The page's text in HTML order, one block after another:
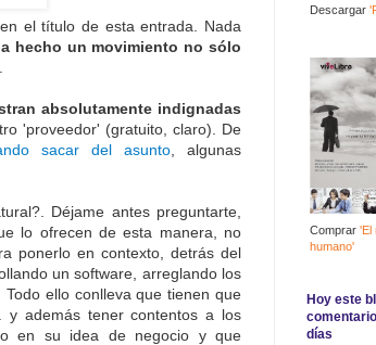
el título de esta entrada. Nada
hecho un movimiento no sólo
absolutamente indignadas
'proveedor' (gratuito, claro). De
sacar del asunto, algunas
Déjame antes preguntarte,
lo ofrecen de esta manera, no
ponerlo en contexto, detrás del
un software, arreglando los
ello conlleva que tienen que
y además tener contentos a los
en su idea de negocio y que
Descargar
Comprar 'El
humano'
Hoy este
días